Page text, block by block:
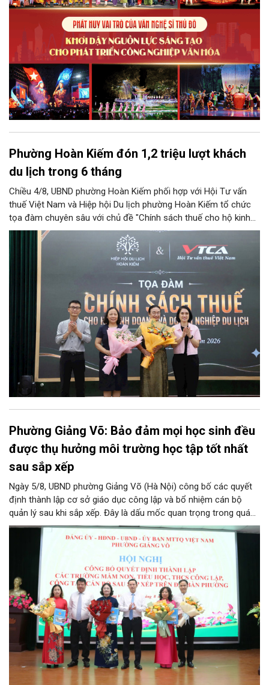
lực cạnh tranh và khẳng định vị thế của một trung tâm sáng tạo
trong kỷ nguyên mới.
Phường Hoàn Kiếm đón 1,2 triệu lượt khách
du lịch trong 6 tháng
Chiều 4/8, UBND phường Hoàn Kiếm phối hợp với Hội Tư vấn
thuế Việt Nam và Hiệp hội Du lịch phường Hoàn Kiếm tổ chức
tọa đàm chuyên sâu với chủ đề "Chính sách thuế cho hộ kinh
doanh và doanh nghiệp du lịch".
Phường Giảng Võ: Bảo đảm mọi học sinh đều
được thụ hưởng môi trường học tập tốt nhất
sau sắp xếp
Ngày 5/8, UBND phường Giảng Võ (Hà Nội) công bố các quyết
định thành lập cơ sở giáo dục công lập và bổ nhiệm cán bộ
quản lý sau khi sắp xếp. Đây là dấu mốc quan trọng trong quá
trình kiện toàn tổ chức bộ máy, thực hiện chủ trương tinh gọn,
nâng cao hiệu lực, hiệu quả quản lý theo các nghị quyết của
Trung ương và kế hoạch của UBND TP Hà Nội.